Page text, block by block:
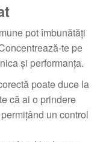
pot îmbunătăți
te pe
și performanța.
poate duce la
că ai o prindere
un control